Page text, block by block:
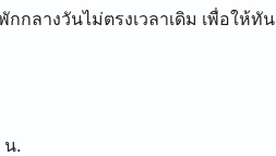
กลางวันไม่ตรงเวลาเดิม เพื่อให้ทัน
น.